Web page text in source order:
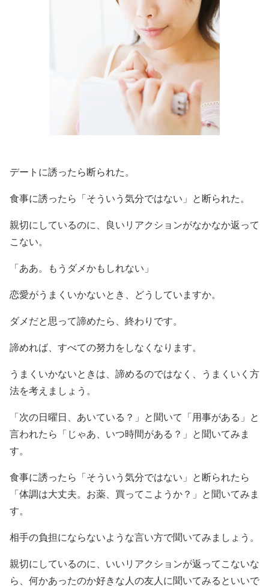
デートに誘ったら断られた。
食事に誘ったら「そういう気分ではない」と断られた。
親切にしているのに、良いリアクションがなかなか返って
こない。
「ああ。もうダメかもしれない」
恋愛がうまくいかないとき、どうしていますか。
ダメだと思って諦めたら、終わりです。
諦めれば、すべての努力をしなくなります。
うまくいかないときは、諦めるのではなく、うまくいく方
法を考えましょう。
「次の日曜日、あいている？」と聞いて「用事がある」と
言われたら「じゃあ、いつ時間がある？」と聞いてみま
す。
食事に誘ったら「そういう気分ではない」と断られたら
「体調は大丈夫。お薬、買ってこようか？」と聞いてみま
す。
相手の負担にならないような言い方で聞いてみましょう。
親切にしているのに、いいリアクションが返ってこないな
ら、何かあったのか好きな人の友人に聞いてみるといいで